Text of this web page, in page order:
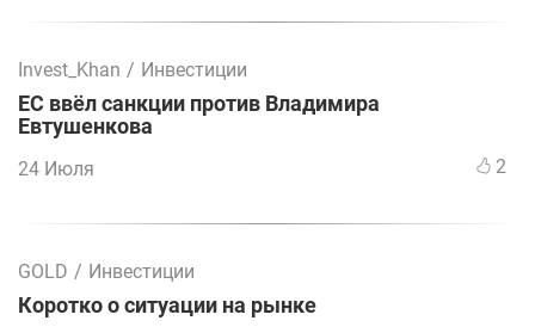
Invest_Khan / Инвестиции
ЕС ввёл санкции против Владимира
Евтушенкова
24 Июля 2
GOLD / Инвестиции
Коротко о ситуации на рынке